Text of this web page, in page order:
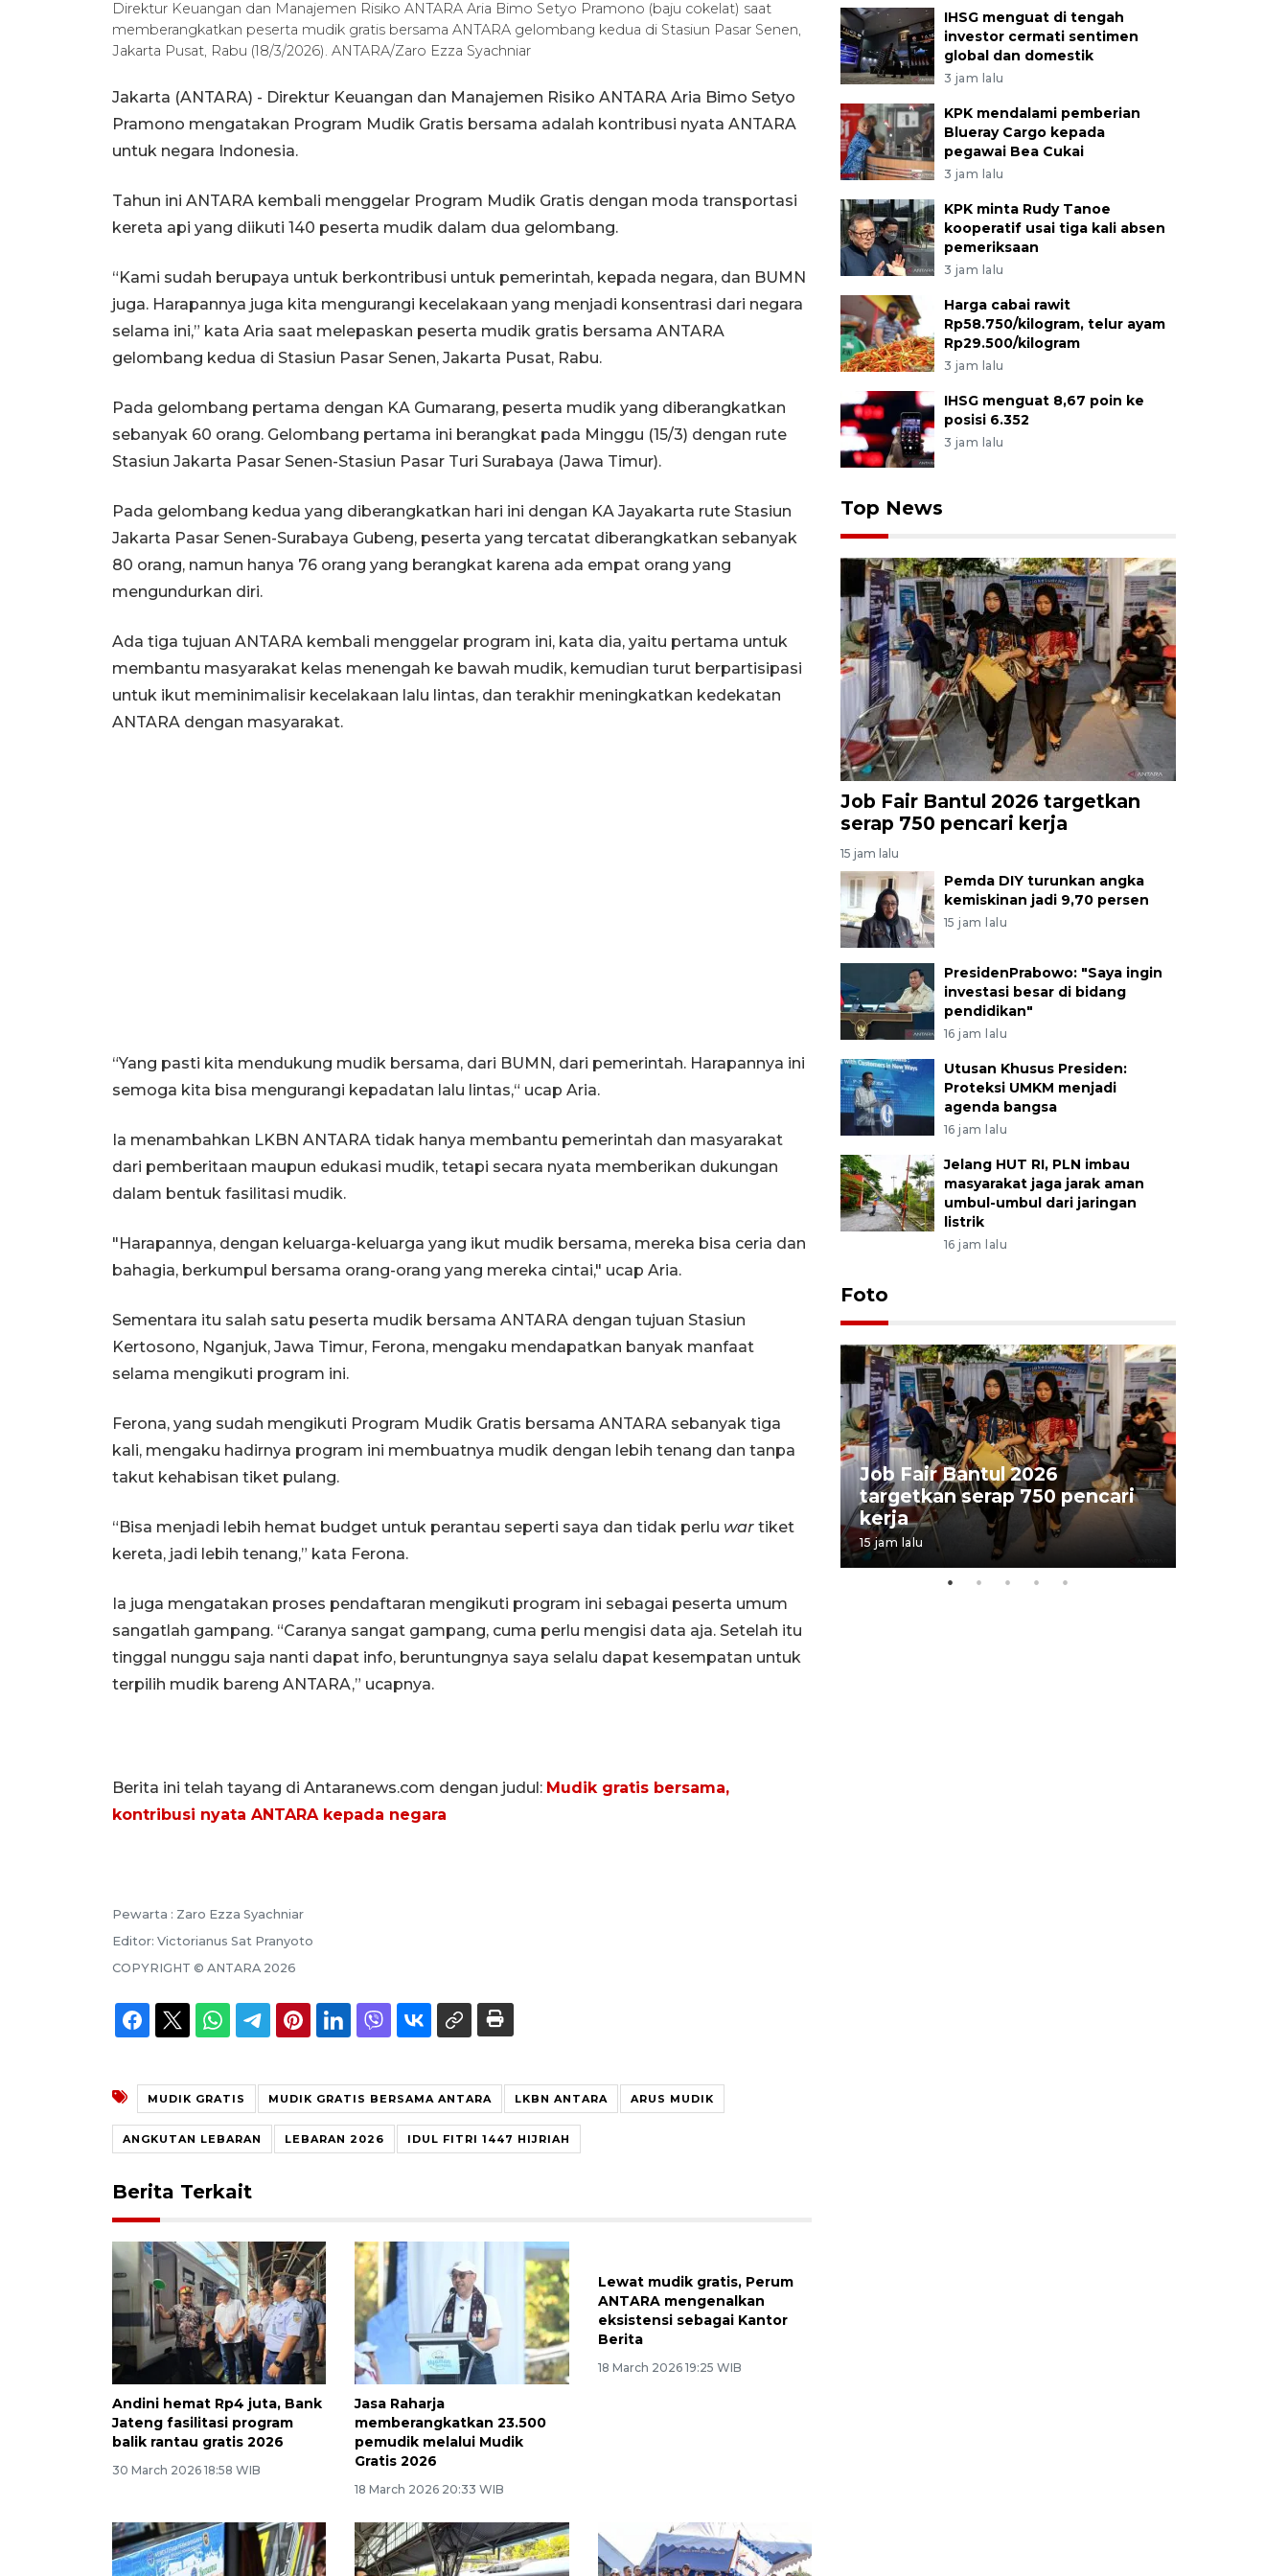
Direktur Keuangan dan Manajemen Risiko ANTARA Aria Bimo Setyo Pramono (baju cokelat) saat
memberangkatkan peserta mudik gratis bersama ANTARA gelombang kedua di Stasiun Pasar Senen,
Jakarta Pusat, Rabu (18/3/2026). ANTARA/Zaro Ezza Syachniar
Jakarta (ANTARA) - Direktur Keuangan dan Manajemen Risiko ANTARA Aria Bimo Setyo
Pramono mengatakan Program Mudik Gratis bersama adalah kontribusi nyata ANTARA
untuk negara Indonesia.
Tahun ini ANTARA kembali menggelar Program Mudik Gratis dengan moda transportasi
kereta api yang diikuti 140 peserta mudik dalam dua gelombang.
“Kami sudah berupaya untuk berkontribusi untuk pemerintah, kepada negara, dan BUMN
juga. Harapannya juga kita mengurangi kecelakaan yang menjadi konsentrasi dari negara
selama ini,” kata Aria saat melepaskan peserta mudik gratis bersama ANTARA
gelombang kedua di Stasiun Pasar Senen, Jakarta Pusat, Rabu.
Pada gelombang pertama dengan KA Gumarang, peserta mudik yang diberangkatkan
sebanyak 60 orang. Gelombang pertama ini berangkat pada Minggu (15/3) dengan rute
Stasiun Jakarta Pasar Senen-Stasiun Pasar Turi Surabaya (Jawa Timur).
Pada gelombang kedua yang diberangkatkan hari ini dengan KA Jayakarta rute Stasiun
Jakarta Pasar Senen-Surabaya Gubeng, peserta yang tercatat diberangkatkan sebanyak
80 orang, namun hanya 76 orang yang berangkat karena ada empat orang yang
mengundurkan diri.
Ada tiga tujuan ANTARA kembali menggelar program ini, kata dia, yaitu pertama untuk
membantu masyarakat kelas menengah ke bawah mudik, kemudian turut berpartisipasi
untuk ikut meminimalisir kecelakaan lalu lintas, dan terakhir meningkatkan kedekatan
ANTARA dengan masyarakat.
“Yang pasti kita mendukung mudik bersama, dari BUMN, dari pemerintah. Harapannya ini
semoga kita bisa mengurangi kepadatan lalu lintas,“ ucap Aria.
Ia menambahkan LKBN ANTARA tidak hanya membantu pemerintah dan masyarakat
dari pemberitaan maupun edukasi mudik, tetapi secara nyata memberikan dukungan
dalam bentuk fasilitasi mudik.
"Harapannya, dengan keluarga-keluarga yang ikut mudik bersama, mereka bisa ceria dan
bahagia, berkumpul bersama orang-orang yang mereka cintai," ucap Aria.
Sementara itu salah satu peserta mudik bersama ANTARA dengan tujuan Stasiun
Kertosono, Nganjuk, Jawa Timur, Ferona, mengaku mendapatkan banyak manfaat
selama mengikuti program ini.
Ferona, yang sudah mengikuti Program Mudik Gratis bersama ANTARA sebanyak tiga
kali, mengaku hadirnya program ini membuatnya mudik dengan lebih tenang dan tanpa
takut kehabisan tiket pulang.
“Bisa menjadi lebih hemat budget untuk perantau seperti saya dan tidak perlu war tiket
kereta, jadi lebih tenang,” kata Ferona.
Ia juga mengatakan proses pendaftaran mengikuti program ini sebagai peserta umum
sangatlah gampang. “Caranya sangat gampang, cuma perlu mengisi data aja. Setelah itu
tinggal nunggu saja nanti dapat info, beruntungnya saya selalu dapat kesempatan untuk
terpilih mudik bareng ANTARA,” ucapnya.
Berita ini telah tayang di Antaranews.com dengan judul: Mudik gratis bersama,
kontribusi nyata ANTARA kepada negara
Pewarta : Zaro Ezza Syachniar
Editor: Victorianus Sat Pranyoto
COPYRIGHT © ANTARA 2026
MUDIK GRATIS MUDIK GRATIS BERSAMA ANTARA LKBN ANTARA ARUS MUDIK
ANGKUTAN LEBARAN LEBARAN 2026 IDUL FITRI 1447 HIJRIAH
Berita Terkait
Andini hemat Rp4 juta, Bank
Jateng fasilitasi program
balik rantau gratis 2026
30 March 2026 18:58 WIB
Jasa Raharja
memberangkatkan 23.500
pemudik melalui Mudik
Gratis 2026
18 March 2026 20:33 WIB
Lewat mudik gratis, Perum
ANTARA mengenalkan
eksistensi sebagai Kantor
Berita
18 March 2026 19:25 WIB
IHSG menguat di tengah
investor cermati sentimen
global dan domestik
3 jam lalu
KPK mendalami pemberian
Blueray Cargo kepada
pegawai Bea Cukai
3 jam lalu
KPK minta Rudy Tanoe
kooperatif usai tiga kali absen
pemeriksaan
3 jam lalu
Harga cabai rawit
Rp58.750/kilogram, telur ayam
Rp29.500/kilogram
3 jam lalu
IHSG menguat 8,67 poin ke
posisi 6.352
3 jam lalu
Top News
Job Fair Bantul 2026 targetkan
serap 750 pencari kerja
15 jam lalu
Pemda DIY turunkan angka
kemiskinan jadi 9,70 persen
15 jam lalu
PresidenPrabowo: "Saya ingin
investasi besar di bidang
pendidikan"
16 jam lalu
Utusan Khusus Presiden:
Proteksi UMKM menjadi
agenda bangsa
16 jam lalu
Jelang HUT RI, PLN imbau
masyarakat jaga jarak aman
umbul-umbul dari jaringan
listrik
16 jam lalu
Foto
seniman neurodivergen
Job Fair Bantul 2026
targetkan serap 750 pencari
kerja
15 jam lalu